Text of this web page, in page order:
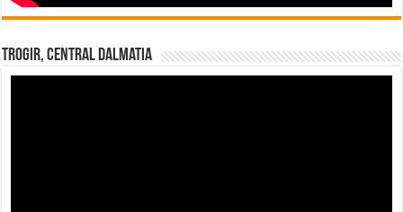
Trogir, Central Dalmatia